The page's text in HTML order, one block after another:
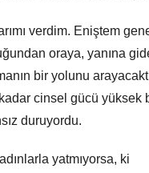
verdim. Eniştem
oraya, yanına
bir yolunu
cinsel gücü yüksek
duruyordu.
yatmıyorsa, ki